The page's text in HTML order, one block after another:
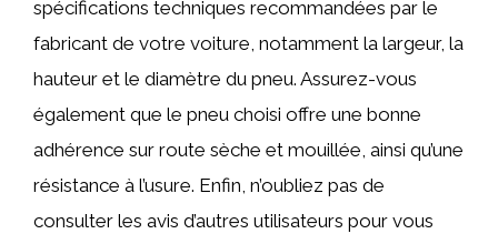
spécifications techniques recommandées par le
fabricant de votre voiture, notamment la largeur, la
hauteur et le diamètre du pneu. Assurez-vous
également que le pneu choisi offre une bonne
adhérence sur route sèche et mouillée, ainsi qu’une
résistance à l’usure. Enfin, n’oubliez pas de
consulter les avis d’autres utilisateurs pour vous